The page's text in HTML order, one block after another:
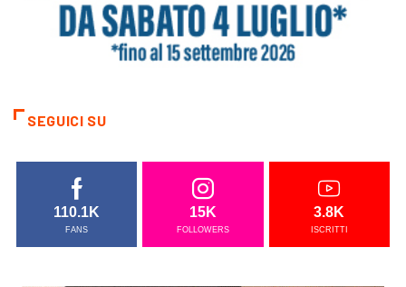
SEGUICI SU
110.1K
FANS
15K
FOLLOWERS
3.8K
ISCRITTI